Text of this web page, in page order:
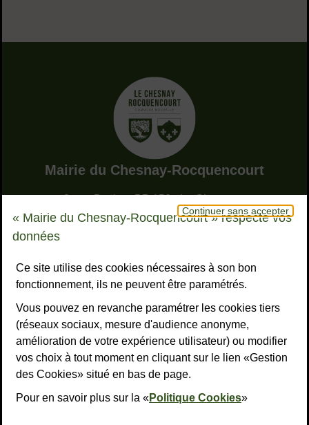
Continuer sans accepter
« Mairie du Chesnay-Rocquencourt » respecte vos
données
Ce site utilise des cookies nécessaires à son bon
fonctionnement, ils ne peuvent être paramétrés.
Vous pouvez en revanche paramétrer les cookies tiers
(réseaux sociaux, mesure d'audience anonyme,
amélioration de votre expérience utilisateur) ou modifier
vos choix à tout moment en cliquant sur le lien «Gestion
des Cookies» situé en bas de page.
Pour en savoir plus sur la «Politique Cookies»
Adresse dans le pied de page
Mairie du Chesnay-Rocquencourt
78155 Le Chesnay-Rocquencourt cedex
NOUS CONTACTER
S’ABONNER À LA LETTRE D’INFO
Liens réseaux sociaux
Facebook
Instagram
YouTube
Liens bas de page
Mentions légalesAccessibilité : non conforme
Politiques de confidentialitéGestion des cookies